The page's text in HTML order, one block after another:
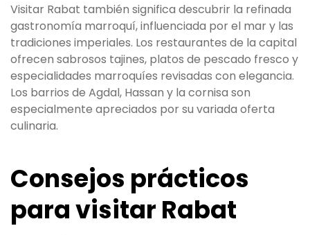
Visitar Rabat también significa descubrir la refinada
gastronomía marroquí, influenciada por el mar y las
tradiciones imperiales. Los restaurantes de la capital
ofrecen sabrosos tajines, platos de pescado fresco y
especialidades marroquíes revisadas con elegancia.
Los barrios de Agdal, Hassan y la cornisa son
especialmente apreciados por su variada oferta
culinaria.
Consejos prácticos
para visitar Rabat